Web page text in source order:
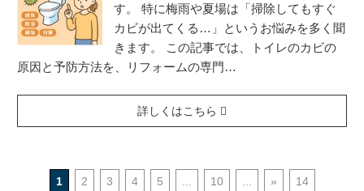
す。 特に梅雨や夏場は「掃除してもすぐ
カビが出てくる…」というお悩みを多く聞
きます。 この記事では、トイレのカビの
原因と予防方法を、リフォームの専門…
詳しくはこちら
1 2 3 4 5 ... 10 ... » 14